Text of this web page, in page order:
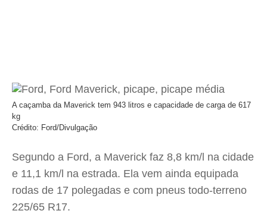
A caçamba da Maverick tem 943 litros e capacidade de carga de 617
kg
Crédito: Ford/Divulgação
Segundo a Ford, a Maverick faz 8,8 km/l na cidade
e 11,1 km/l na estrada. Ela vem ainda equipada
rodas de 17 polegadas e com pneus todo-terreno
225/65 R17.